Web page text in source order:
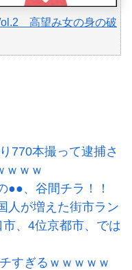
高望み女の身の破
770本撮って逮捕さ
ｗｗｗ
、谷間チラ！！
人が増えた街市ラン
、4位京都市、では
すぎるｗｗｗｗｗ